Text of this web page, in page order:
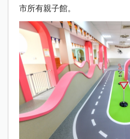
市所有親子館。